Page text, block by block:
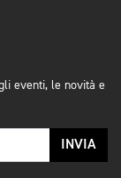
eventi, le novità e
INVIA